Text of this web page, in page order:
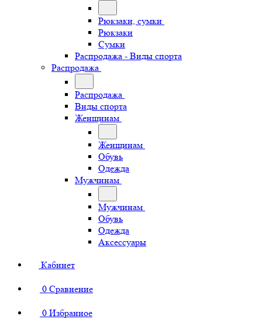
Рюкзаки, сумки
Рюкзаки
Сумки
Распродажа - Виды спорта
Распродажа
Распродажа
Виды спорта
Женщинам
Женщинам
Обувь
Одежда
Мужчинам
Мужчинам
Обувь
Одежда
Аксессуары
Кабинет
0 Сравнение
0 Избранное